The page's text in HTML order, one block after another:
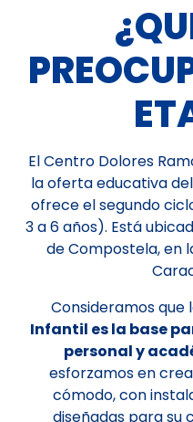
El Centro Dolores
la oferta educativa
ofrece el segundo
3 a 6 años). Está
de Compostela, en
Consideramos que
Infantil es la base
personal y
esforzamos en
cómodo, con
diseñadas para su